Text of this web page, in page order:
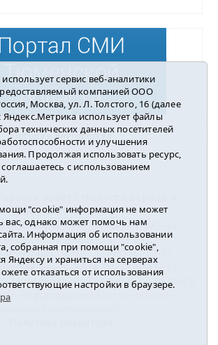
Погода в Ялуторовске
района2016-2023
АНО «ИИЦ « Ялуторовская жизнь».
редактор: Вешкурцева С.П.
Тел.: 8(34535)2-02-51
номер ЭЛ № ФС 77-64937 от
Федеральной службой по надзору
информационных технологий и
сервис веб-аналитики
компанией ООО
Москва, ул. Л. Толстого, 16 (далее
использует файлы
технических данных посетителей
и улучшения
Продолжая использовать ресурс,
с использованием
"cookie" информация не может
вас, однако может помочь нам
Информация об использовании
собранная при помощи "cookie",
Яндексу и храниться на серверах
отказаться от использования
настройки в браузере.